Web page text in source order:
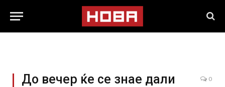
До вечер ќе се знае дали
0